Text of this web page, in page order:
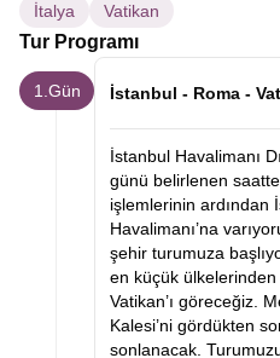
İtalya Vatikan
Tur Programı
1.Gün İstanbul - Roma -
İstanbul Havalimanı
günü belirlenen
işlemlerinin ardından
Havalimanı’na
şehir turumuza
en küçük
Vatikan’ı göreceğiz.
Kalesi’ni gördükten
sonlanacak.